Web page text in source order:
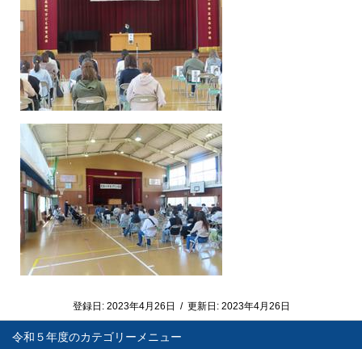
令和５年度
登録日: 2023年4月26日 / 更新日: 2023年4月26日